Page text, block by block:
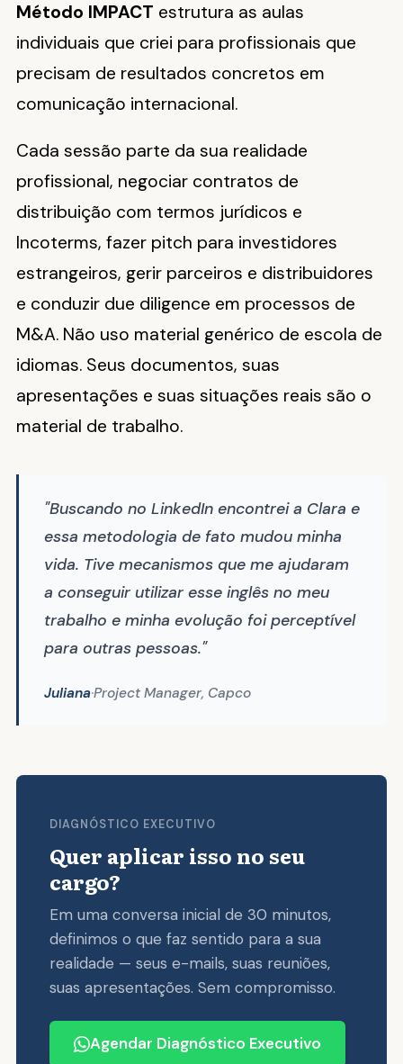
Método IMPACT estrutura as aulas
individuais que criei para profissionais que
precisam de resultados concretos em
comunicação internacional.
Cada sessão parte da sua realidade
profissional, negociar contratos de
distribuição com termos jurídicos e
Incoterms, fazer pitch para investidores
estrangeiros, gerir parceiros e distribuidores
e conduzir due diligence em processos de
M&A. Não uso material genérico de escola de
idiomas. Seus documentos, suas
apresentações e suas situações reais são o
material de trabalho.
"Buscando no LinkedIn encontrei a Clara e
essa metodologia de fato mudou minha
vida. Tive mecanismos que me ajudaram
a conseguir utilizar esse inglês no meu
trabalho e minha evolução foi perceptível
para outras pessoas."
Juliana·Project Manager, Capco
DIAGNÓSTICO EXECUTIVO
Quer aplicar isso no seu
cargo?
Em uma conversa inicial de 30 minutos,
definimos o que faz sentido para a sua
realidade — seus e-mails, suas reuniões,
suas apresentações. Sem compromisso.
Agendar Diagnóstico Executivo